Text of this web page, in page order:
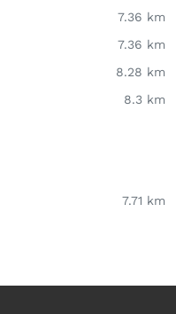
7.36 km
7.36 km
8.28 km
8.3 km
7.71 km